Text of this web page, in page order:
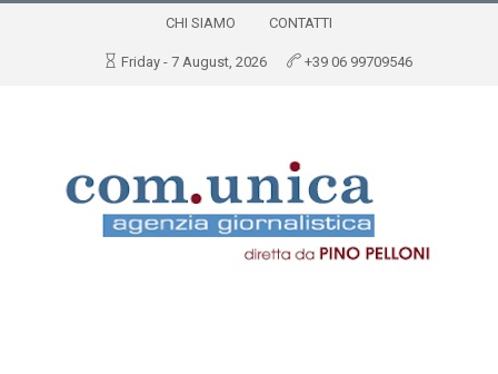
CHI SIAMO CONTATTI
Friday - 7 August, 2026 +39 06 99709546